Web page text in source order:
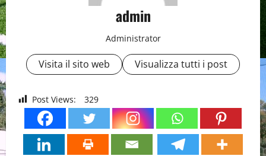
admin
Administrator
Visita il sito web Visualizza tutti i post
Post Views: 329